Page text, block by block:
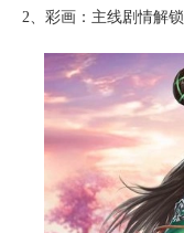
2、彩画：主线剧情解锁